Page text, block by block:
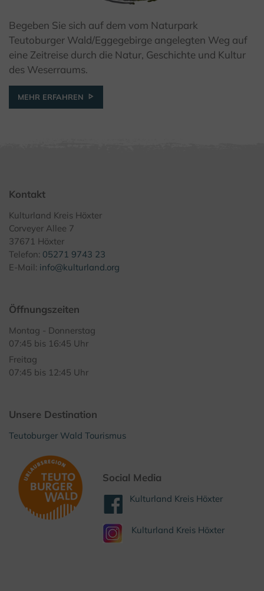
© Teutoburger Wald Tourismus / A. Röser
Begeben Sie sich auf dem vom Naturpark
Teutoburger Wald/Eggegebirge angelegten Weg auf
eine Zeitreise durch die Natur, Geschichte und Kultur
des Weserraums.
MEHR ERFAHREN
Kontakt
Kulturland Kreis Höxter
Corveyer Allee 7
37671 Höxter
Telefon: 05271 9743 23
E-Mail: info@kulturland.org
Öffnungszeiten
Montag - Donnerstag
07:45 bis 16:45 Uhr
Freitag
07:45 bis 12:45 Uhr
Unsere Destination
Teutoburger Wald Tourismus
Social Media
Kulturland Kreis Höxter
Kulturland Kreis Höxter